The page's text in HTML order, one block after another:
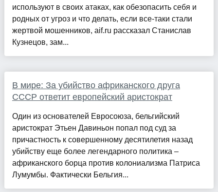
используют в своих атаках, как обезопасить себя и
родных от угроз и что делать, если все-таки стали
жертвой мошенников, aif.ru рассказал Станислав
Кузнецов, зам...
В мире: За убийство африканского друга
СССР ответит европейский аристократ
Один из основателей Евросоюза, бельгийский
аристократ Этьен Давиньон попал под суд за
причастность к совершенному десятилетия назад
убийству еще более легендарного политика –
африканского борца против колониализма Патриса
Лумумбы. Фактически Бельгия...